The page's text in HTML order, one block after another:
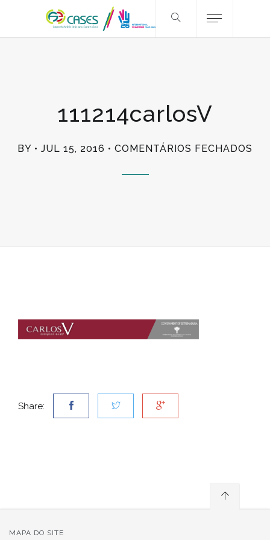
111214carlosV
BY JUL 15, 2016 COMENTÁRIOS FECHADOS
Share:
MAPA DO SITE